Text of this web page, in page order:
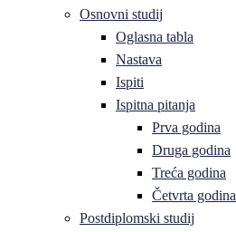
Osnovni studij
Oglasna tabla
Nastava
Ispiti
Ispitna pitanja
Prva godina
Druga godina
Treća godina
Četvrta godina
Postdiplomski studij